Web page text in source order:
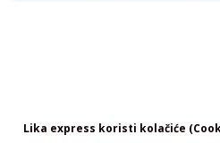
Lika express koristi kolačiće